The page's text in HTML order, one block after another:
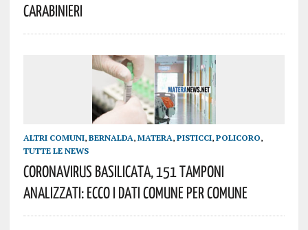
Carabinieri
ALTRI COMUNI, BERNALDA, MATERA, PISTICCI, POLICORO,
TUTTE LE NEWS
Coronavirus Basilicata, 151 Tamponi
Analizzati: Ecco I Dati Comune Per Comune